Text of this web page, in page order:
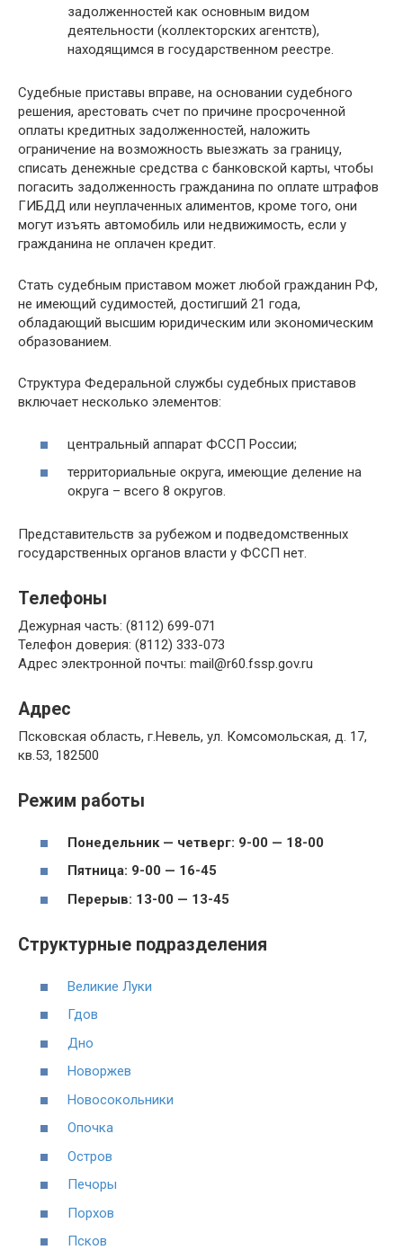
задолженностей как основным видом
деятельности (коллекторских агентств),
находящимся в государственном реестре.
Судебные приставы вправе, на основании судебного
решения, арестовать счет по причине просроченной
оплаты кредитных задолженностей, наложить
ограничение на возможность выезжать за границу,
списать денежные средства с банковской карты, чтобы
погасить задолженность гражданина по оплате штрафов
ГИБДД или неуплаченных алиментов, кроме того, они
могут изъять автомобиль или недвижимость, если у
гражданина не оплачен кредит.
Стать судебным приставом может любой гражданин РФ,
не имеющий судимостей, достигший 21 года,
обладающий высшим юридическим или экономическим
образованием.
Структура Федеральной службы судебных приставов
включает несколько элементов:
центральный аппарат ФССП России;
территориальные округа, имеющие деление на
округа – всего 8 округов.
Представительств за рубежом и подведомственных
государственных органов власти у ФССП нет.
Телефоны
Дежурная часть: (8112) 699-071
Телефон доверия: (8112) 333-073
Адрес электронной почты: mail@r60.fssp.gov.ru
Адрес
Псковская область, г.Невель, ул. Комсомольская, д. 17,
кв.53, 182500
Режим работы
Понедельник — четверг: 9-00 — 18-00
Пятница: 9-00 — 16-45
Перерыв: 13-00 — 13-45
Структурные подразделения
Великие Луки
Гдов
Дно
Новоржев
Новосокольники
Опочка
Остров
Печоры
Порхов
Псков